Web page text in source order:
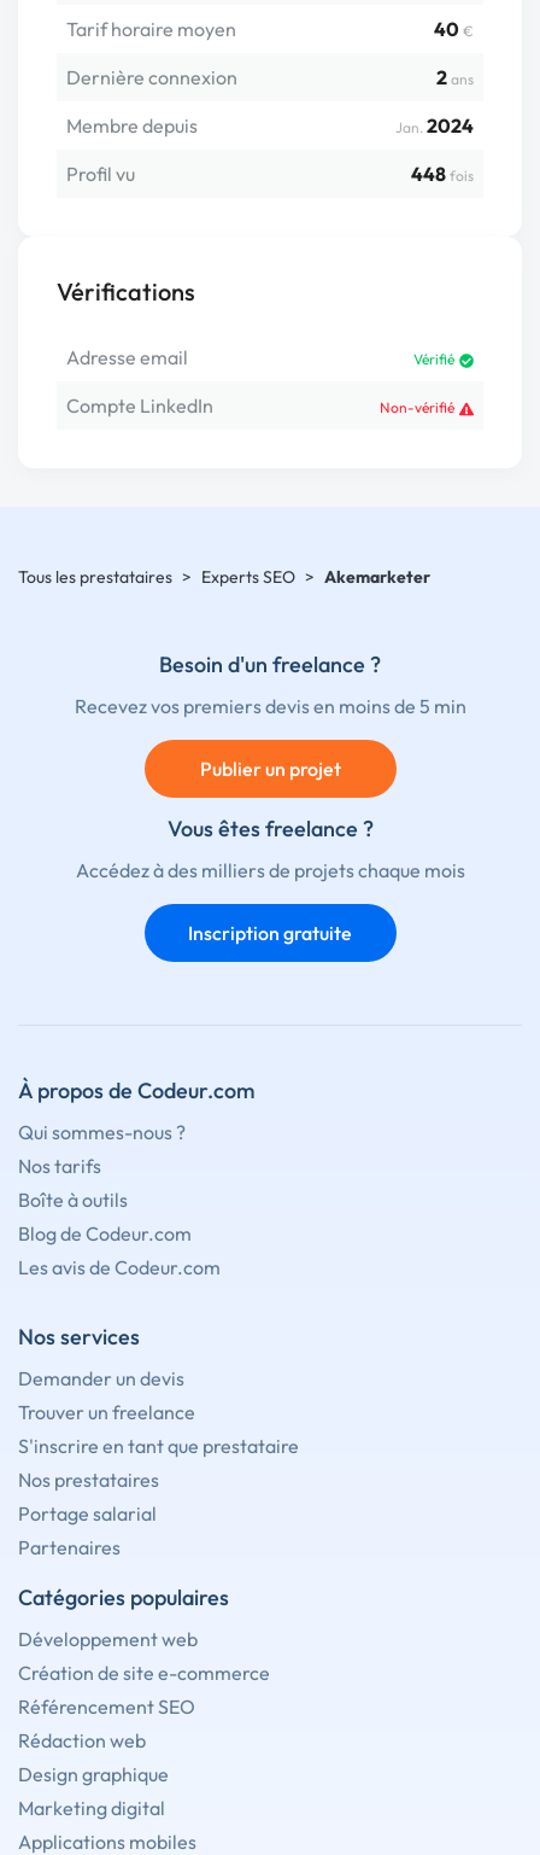
Tarif horaire moyen 40 €
Dernière connexion 2 ans
Membre depuis Jan. 2024
Profil vu
448 fois
Vérifications
Adresse email Vérifié
Compte LinkedIn Non-vérifié
Tous les prestataires > Experts SEO > Akemarketer
Besoin d'un freelance ?
Recevez vos premiers devis en moins de 5 min
Publier un projet
Vous êtes freelance ?
Accédez à des milliers de projets chaque mois
Inscription gratuite
À propos de Codeur.com
Qui sommes-nous ?
Nos tarifs
Boîte à outils
Blog de Codeur.com
Les avis de Codeur.com
Nos services
Demander un devis
Trouver un freelance
S'inscrire en tant que prestataire
Nos prestataires
Portage salarial
Partenaires
Catégories populaires
Développement web
Création de site e-commerce
Référencement SEO
Rédaction web
Design graphique
Marketing digital
Applications mobiles